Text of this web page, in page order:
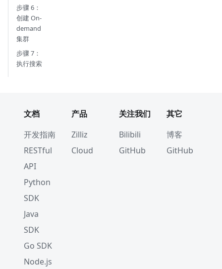
步骤 6：
创建 On-
demand
集群
步骤 7：
执行搜索
文档
开发指南
RESTful
API
Python
SDK
Java
SDK
Go SDK
Node.js
产品
Zilliz
Cloud
关注我们
Bilibili
GitHub
其它
博客
GitHub